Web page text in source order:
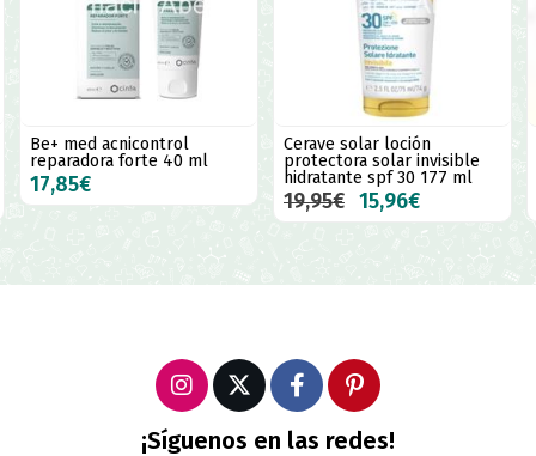
acnicontrol
forte 40 ml
Cerave solar loción
protectora solar invisible
hidratante spf 30 177 ml
19,95€ 15,96€
Dr.
nutri age
hidratante
¡Síguenos en las redes!